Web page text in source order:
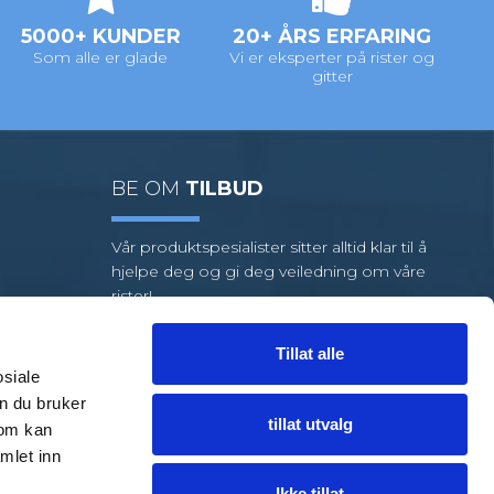
du bruker
kan
inn
Tillat alle
tillat utvalg
5000+ KUNDER
Som alle er glade
20+ ÅRS ERFARING
Vi er eksperter på rister og
gitter
BE OM TILBUD
Vår produktspesialister sitter alltid klar til å
hjelpe deg og gi deg veiledning om våre
rister!
Vi har et stort utvalg av standardrister,
men hvis oppgaven din krever
medarbeidere klare til å hjelpe deg.
TIL EN LØSNING